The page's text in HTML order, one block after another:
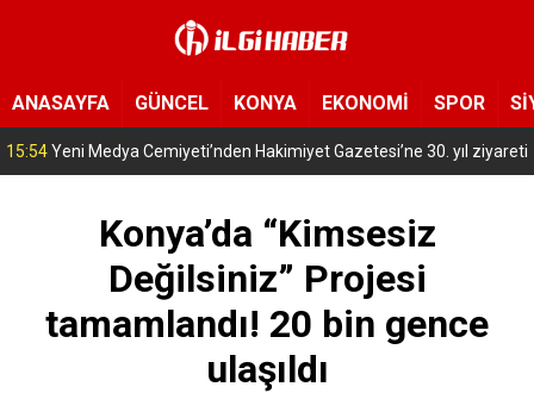
ANASAYFA GÜNCEL KONYA EKONOMİ SPOR
15:54Yeni Medya Cemiyeti’nden Hakimiyet Gazetesi’ne 30. yıl ziyareti
Konya’da “Kimsesiz
Değilsiniz” Projesi
tamamlandı! 20 bin gence
ulaşıldı